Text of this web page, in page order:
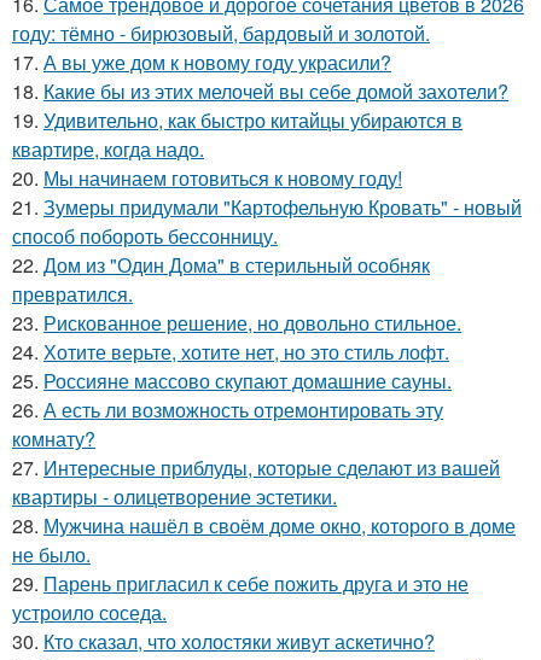
году: тёмно - бирюзовый, бардовый и золотой.
17. А вы уже дом к новому году украсили?
18. Какие бы из этих мелочей вы себе домой захотели?
19. Удивительно, как быстро китайцы убираются в
квартире, когда надо.
20. Мы начинаем готовиться к новому году!
21. Зумеры придумали "Картофельную Кровать" - новый
способ побороть бессонницу.
22. Дом из "Один Дома" в стерильный особняк
превратился.
23. Рискованное решение, но довольно стильное.
24. Хотите верьте, хотите нет, но это стиль лофт.
25. Россияне массово скупают домашние сауны.
26. А есть ли возможность отремонтировать эту
комнату?
27. Интересные приблуды, которые сделают из вашей
квартиры - олицетворение эстетики.
28. Мужчина нашёл в своём доме окно, которого в доме
не было.
29. Парень пригласил к себе пожить друга и это не
устроило соседа.
30. Кто сказал, что холостяки живут аскетично?